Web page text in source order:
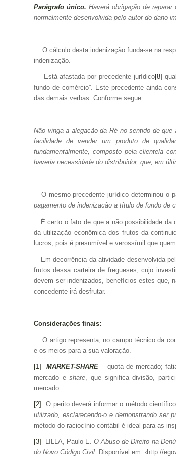
Parágrafo único. Haverá obrigação de
normalmente desenvolvida pelo autor do dano
O cálculo desta indenização funda-se na
indenização.
Está afastada por precedente jurídico[8]
fundo de comércio”. Este precedente ainda
das demais verbas. Conforme segue:
Não vinga a alegação da Ré no sentido de
facilidade de vender um produto de
fundamentalmente, composto pela clientela
haveria necessidade do distribuidor, que, em
O mesmo precedente jurídico determinou o
pagamento de indenização a título de fundo de
É certo o fato de que a não possibilidade da
da utilização econômica dos frutos da
lucros, pois é presumível e verossímil que
Em decorrência da atividade desenvolvida
frutos dessa carteira de fregueses, cujo
devem ser indenizados, benefícios estes que,
concedente irá desfrutar.
Considerações finais:
O artigo representa, no campo técnico da
e os meios para a sua valoração.
[1] MARKET-SHARE – quota de mercado;
mercado eshare , que significa divisão,
mercado.
[2] O perito deverá informar o método
utilizado, esclarecendo-o e demonstrando ser
método do raciocínio contábil é ideal para as
[3] LILLA, Paulo E.O Abuso de Direito na
do Novo Código Civil.
Disponível em: ‹http://